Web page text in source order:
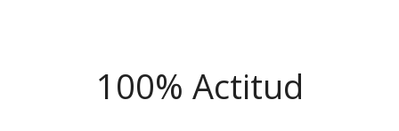
100% Actitud